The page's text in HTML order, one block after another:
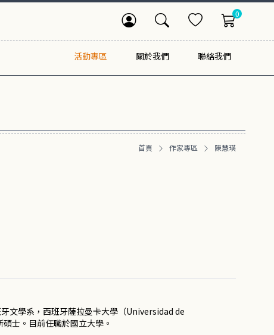
0
活動專區 關於我們 聯絡我們
首頁 作家專區 陳慧瑛
文學系，西班牙薩拉曼卡大學（Universidad de
士。目前任職於國立大學。